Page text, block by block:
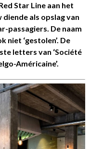
Star Line aan het
als opslag van
passagiers. De naam
niet ‘gestolen’. De
letters van ‘Société
Américaine’.